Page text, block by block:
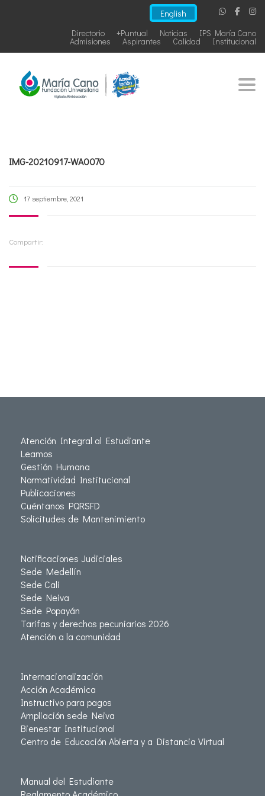
English
IPS María Cano
Noticias
+Puntual
Directorio
Institucional
Calidad
Aspirantes
Admisiones
IMG-20210917-WA0070
17 septiembre, 2021
Compartir:
Atención Integral al Estudiante
Leamos
Gestión Humana
Normatividad Institucional
Publicaciones
Cuéntanos PQRSFD
Solicitudes de Mantenimiento
Notificaciones Judiciales
Sede Medellín
Sede Cali
Sede Neiva
Sede Popayán
Tarifas y derechos pecuniarios 2026
Atención a la comunidad
Internacionalización
Acción Académica
Instructivo para pagos
Ampliación sede Neiva
Bienestar Institucional
Centro de Educación Abierta y a Distancia Virtual
Manual del Estudiante